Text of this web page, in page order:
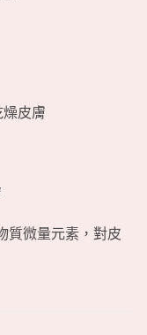
皮膚
質微量元素，對皮